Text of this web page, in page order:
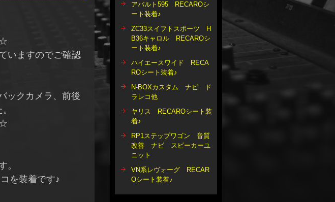
☆
いますのでご確認
ックカメラ、前後
☆
。
を装着です♪
アバルト595 RECAROシ
ート装着♪
ZC33スイフトスポーツ H
B36キャロル RECAROシ
ート装着♪
ハイエースワイド RECA
ROシート装着♪
N-BOXカスタム ナビ ド
ラレコ他
ヤリス RECAROシート装
着♪
RP1ステップワゴン 音質
改善 ナビ スピーカーユ
ニット
VN系レヴォーグ RECAR
Oシート装着♪